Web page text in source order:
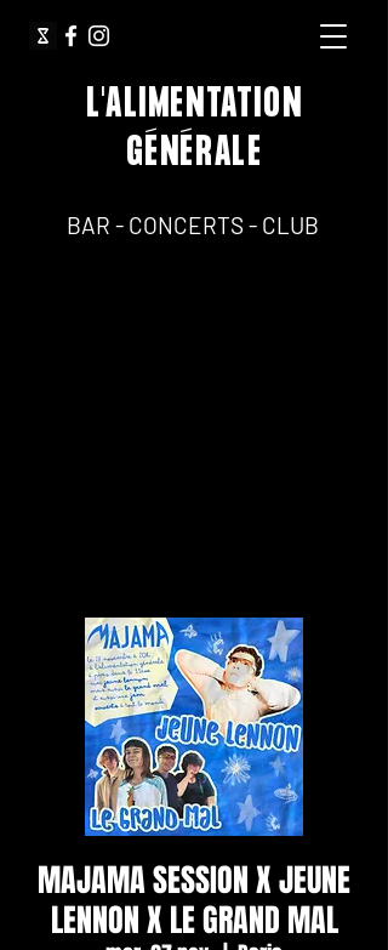
L'ALIMENTATION
GÉNÉRALE
BAR - CONCERTS - CLUB
MAJAMA SESSION X JEUNE
LENNON X LE GRAND MAL